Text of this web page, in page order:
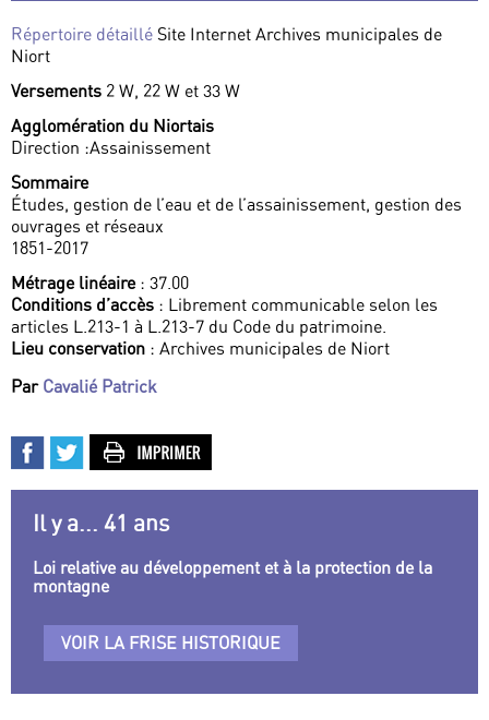
Répertoire détaillé Site Internet Archives municipales de
Niort
Versements 2 W, 22 W et 33 W
Agglomération du Niortais
Direction :Assainissement
Sommaire
Études, gestion de l’eau et de l’assainissement, gestion des
ouvrages et réseaux
1851-2017
Métrage linéaire: 37.00
Conditions d’accès : Librement communicable selon les
articles L.213-1 à L.213-7 du Code du patrimoine.
Lieu conservation : Archives municipales de Niort
Par Cavalié Patrick
Il y a... 41 ans
Loi relative au développement et à la protection de la
montagne
VOIR LA FRISE HISTORIQUE